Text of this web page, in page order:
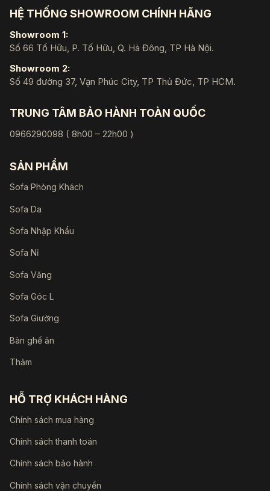
HỆ THỐNG SHOWROOM CHÍNH HÃNG
Showroom 1:
Số 66 Tố Hữu, P. Tố Hữu, Q. Hà Đông, TP Hà Nội.
Showroom 2:
Số 49 đường 37, Vạn Phúc City, TP Thủ Đức, TP HCM.
TRUNG TÂM BẢO HÀNH TOÀN QUỐC
0966290098 ( 8h00 – 22h00 )
SẢN PHẨM
Sofa Phòng Khách
Sofa Da
Sofa Nhập Khẩu
Sofa Nỉ
Sofa Văng
Sofa Góc L
Sofa Giường
Bàn ghế ăn
Thảm
HỖ TRỢ KHÁCH HÀNG
Chính sách mua hàng
Chính sách thanh toán
Chính sách bảo hành
Chính sách vận chuyển